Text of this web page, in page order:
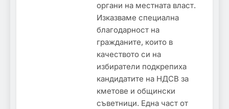
органи на местната власт.
Изказваме специална
благодарност на
гражданите, които в
качеството си на
избиратели подкрепиха
кандидатите на НДСВ за
кметове и общински
съветници. Една част от